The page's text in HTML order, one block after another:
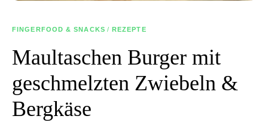
FINGERFOOD & SNACKS / REZEPTE
Maultaschen Burger mit
geschmelzten Zwiebeln &
Bergkäse